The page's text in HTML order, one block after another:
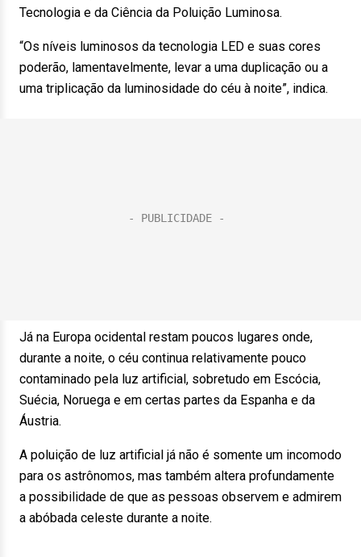
Tecnologia e da Ciência da Poluição Luminosa.
“Os níveis luminosos da tecnologia LED e suas cores
poderão, lamentavelmente, levar a uma duplicação ou a
uma triplicação da luminosidade do céu à noite”, indica.
Já na Europa ocidental restam poucos lugares onde,
durante a noite, o céu continua relativamente pouco
contaminado pela luz artificial, sobretudo em Escócia,
Suécia, Noruega e em certas partes da Espanha e da
Áustria.
A poluição de luz artificial já não é somente um incomodo
para os astrônomos, mas também altera profundamente
a possibilidade de que as pessoas observem e admirem
a abóbada celeste durante a noite.